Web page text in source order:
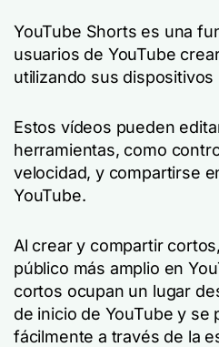
YouTube Shorts es una
usuarios de YouTube
utilizando sus dispositivos
Estos vídeos pueden
herramientas, como
velocidad, y compartirse
YouTube.
Al crear y compartir
público más amplio en
cortos ocupan un lugar
de inicio de YouTube y se
fácilmente a través de la